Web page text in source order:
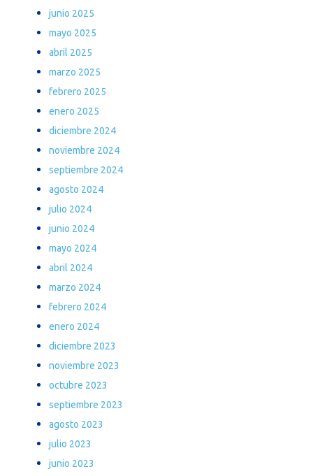
junio 2025
mayo 2025
abril 2025
marzo 2025
febrero 2025
enero 2025
diciembre 2024
noviembre 2024
septiembre 2024
agosto 2024
julio 2024
junio 2024
mayo 2024
abril 2024
marzo 2024
febrero 2024
enero 2024
diciembre 2023
noviembre 2023
octubre 2023
septiembre 2023
agosto 2023
julio 2023
junio 2023